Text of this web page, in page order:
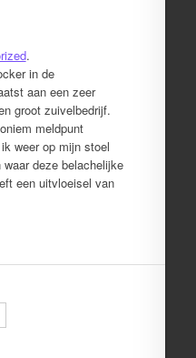
.
in de
aan een zeer
groot zuivelbedrijf.
meldpunt
weer op mijn stoel
deze belachelijke
een uitvloeisel van